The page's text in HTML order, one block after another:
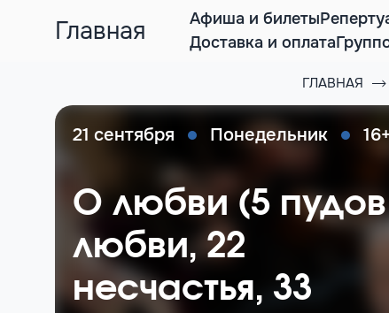
Главная Афиша и билеты
Доставка и оплата
ГЛАВНАЯ
21 сентября Понедельник 16+
О любви (5 пудов
любви, 22
несчастья, 33